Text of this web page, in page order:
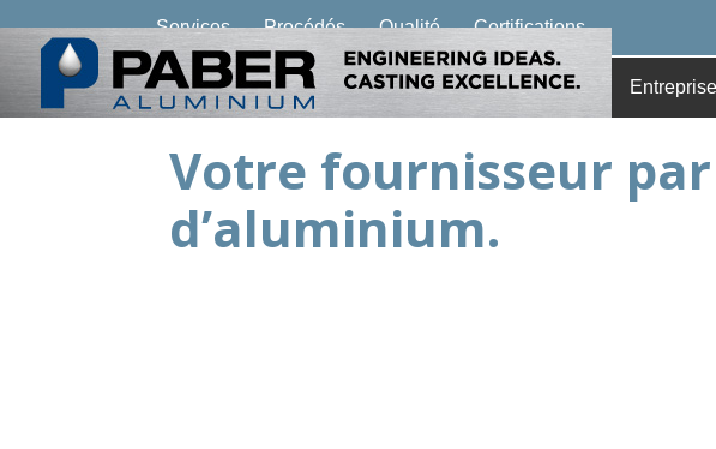
Entreprise
Services Procédés Qualité Certifications
Votre fournisseur
d’aluminium.